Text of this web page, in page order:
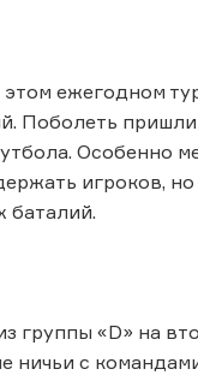
этом ежегодном
Поболеть пришли
Особенно
игроков,
баталий.
группы «D» на
ничьи с